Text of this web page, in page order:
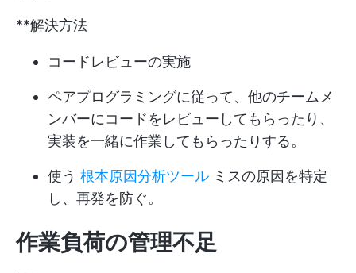
**解決方法
コードレビューの実施
ペアプログラミングに従って、他のチームメ
ンバーにコードをレビューしてもらったり、
実装を一緒に作業してもらったりする。
使う 根本原因分析ツール ミスの原因を特定
し、再発を防ぐ。
作業負荷の管理不足